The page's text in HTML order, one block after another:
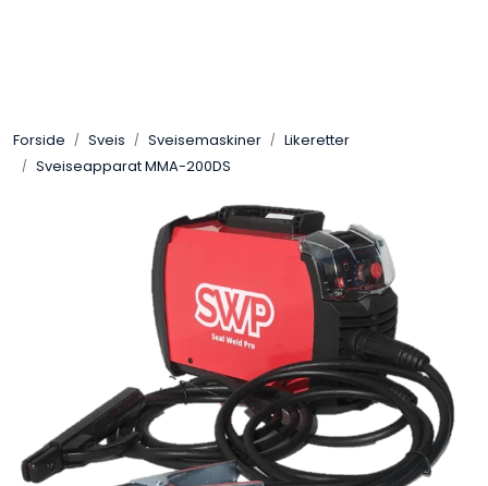
Forside Sveis Sveisemaskiner
Likeretter
Sveiseapparat MMA-200DS
Pakning
Verneutstyr
Industriprodukter